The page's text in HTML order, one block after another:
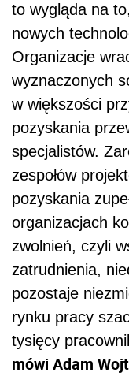
to wygląda na
nowych
Organizacje
wyznaczonych
w większości
pozyskania
specjalistów.
zespołów
pozyskania
organizacjach
zwolnień, czyli
zatrudnienia,
pozostaje
rynku pracy
tysięcy
mówi Adam